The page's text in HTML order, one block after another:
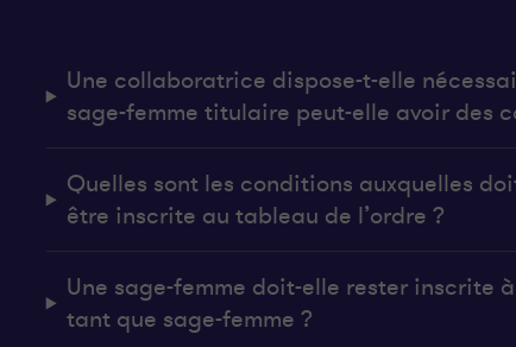
Une collaboratrice dispose-t-elle
sage-femme titulaire peut-elle avoir des
Quelles sont les conditions auxquelles
être inscrite au tableau de l’ordre ?
Une sage-femme doit-elle rester inscrite
tant que sage-femme ?